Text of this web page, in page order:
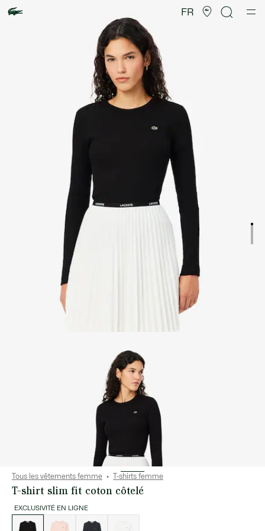
FR
d’images
produit
Tous les vêtements femme T-shirts femme
T-shirt slim fit coton côtelé
EXCLUSIVITÉ EN LIGNE
des
déclinaisons